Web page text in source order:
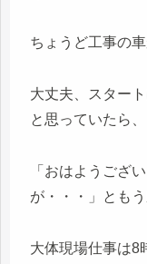
ちょうど工事の
大丈夫、スター
と思っていたら、
「おはようござ
が・・・」とも
大体現場仕事は8